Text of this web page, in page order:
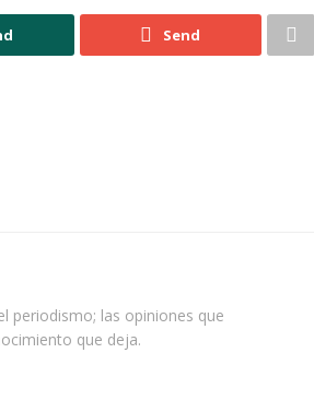
Send
periodismo; las opiniones que
que deja.